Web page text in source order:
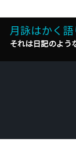
ン
へ
月詠はかく語
それは日記のよう